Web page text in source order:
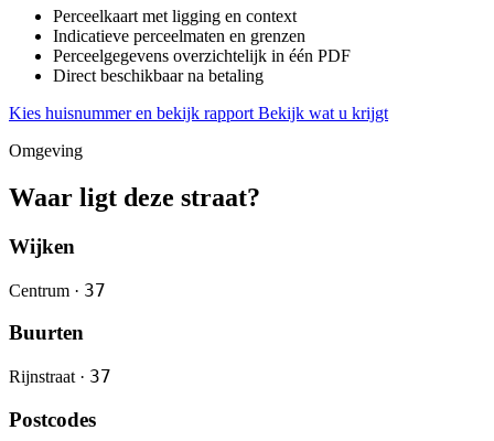
Perceelkaart met ligging en context
Indicatieve perceelmaten en grenzen
Perceelgegevens overzichtelijk in één PDF
Direct beschikbaar na betaling
Kies huisnummer en bekijk rapport Bekijk wat u krijgt
Omgeving
Waar ligt deze straat?
Wijken
Centrum · 37
Buurten
Rijnstraat · 37
Postcodes